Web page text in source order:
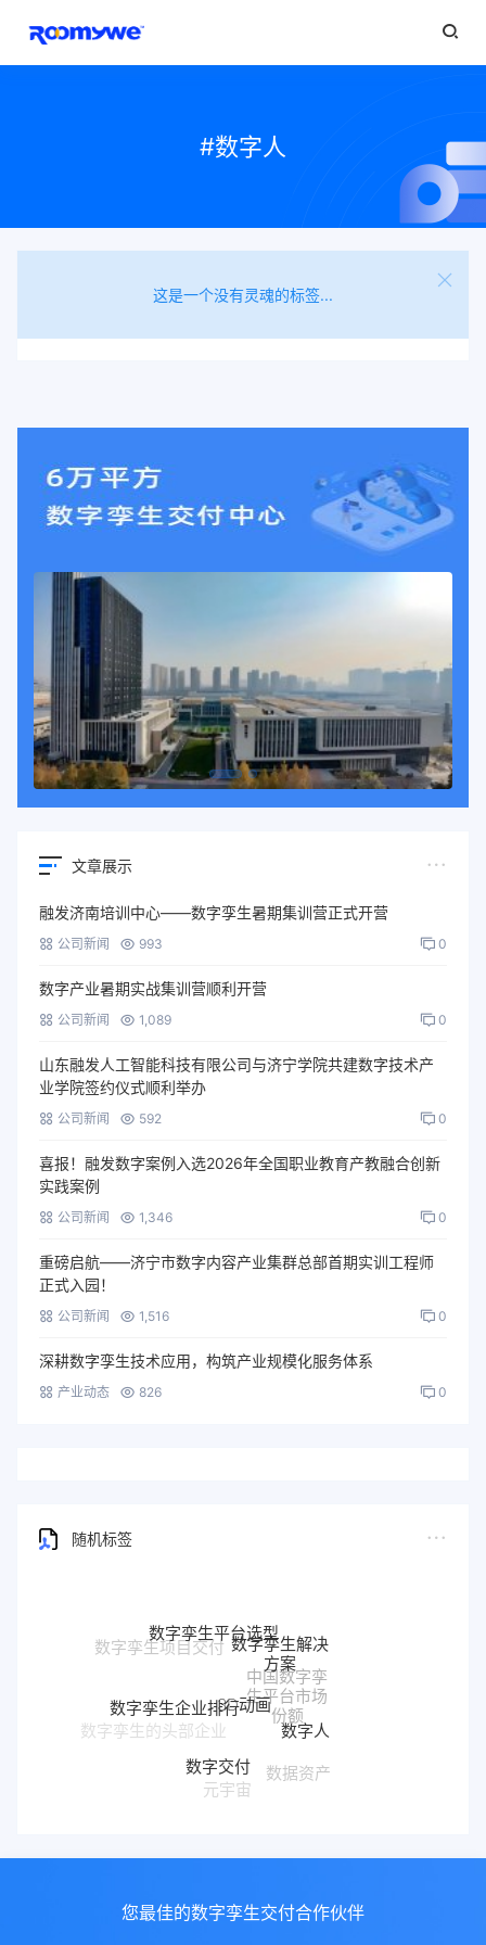
#数字人
这是一个没有灵魂的标签...
文章展示
融发济南培训中心——数字孪生暑期集训营正式开营
公司新闻 993 0
数字产业暑期实战集训营顺利开营
公司新闻 1,089 0
山东融发人工智能科技有限公司与济宁学院共建数字技术产
业学院签约仪式顺利举办
公司新闻 592 0
喜报！融发数字案例入选2026年全国职业教育产教融合创新
实践案例
公司新闻 1,346 0
重磅启航——济宁市数字内容产业集群总部首期实训工程师
正式入园！
公司新闻 1,516 0
深耕数字孪生技术应用，构筑产业规模化服务体系
产业动态 826 0
随机标签
数字孪生项目交付
数字孪生平台选型
数字孪生解决
方案
中国数字孪
生平台市场
份额
数字孪生的头部企业
数字孪生企业排行3D动画
数字人
数据资产
元宇宙
数字交付
您最佳的数字孪生交付合作伙伴